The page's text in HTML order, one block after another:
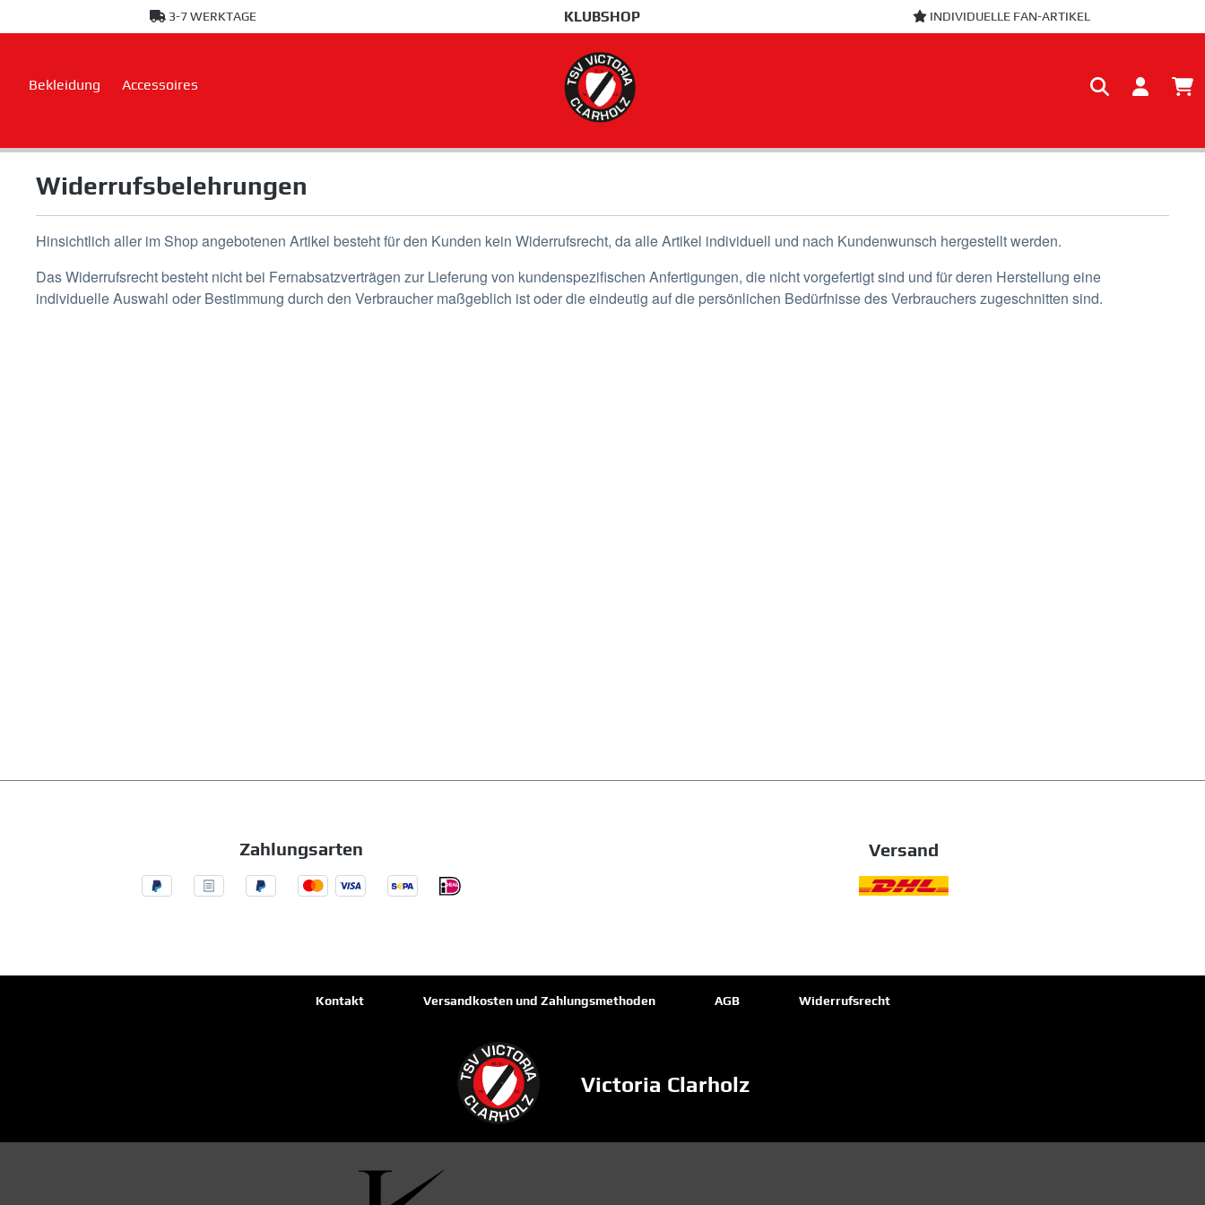
Zur Hauptnavigation springen
3-7 WERKTAGE KLUBSHOP INDIVIDUELLE FAN-ARTIKEL
Bekleidung Accessoires
Widerrufsbelehrungen
Hinsichtlich aller im Shop angebotenen Artikel besteht für den Kunden kein Widerrufsrecht, da alle Artikel individuell und nach Kundenwunsch hergestellt werden.
Das Widerrufsrecht besteht nicht bei Fernabsatzverträgen zur Lieferung von kundenspezifischen Anfertigungen, die nicht vorgefertigt sind und für deren Herstellung eine
individuelle Auswahl oder Bestimmung durch den Verbraucher maßgeblich ist oder die eindeutig auf die persönlichen Bedürfnisse des Verbrauchers zugeschnitten sind.
Zahlungsarten Versand
Kontakt Versandkosten und Zahlungsmethoden AGB Widerrufsrecht
Victoria Clarholz